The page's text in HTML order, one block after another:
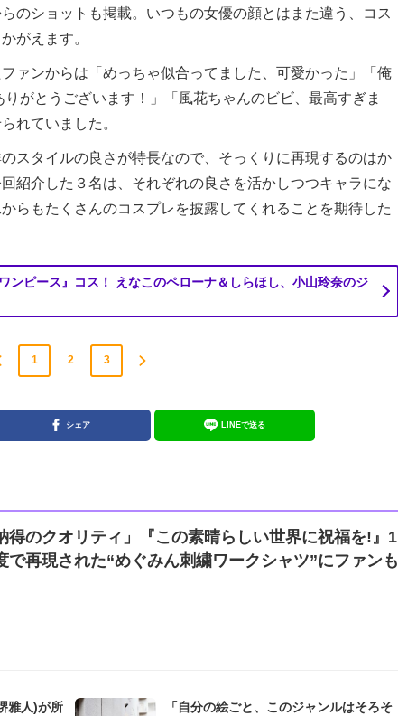
のショットも掲載。いつもの女優の顔とはまた違う、コス
がえます。
ァンからは「めっちゃ似合ってました、可愛かった」「俺
がとうございます！」「風花ちゃんのビビ、最高すぎま
れていました。
スタイルの良さが特長なので、そっくりに再現するのはか
紹介した３名は、それぞれの良さを活かしつつキャラにな
らもたくさんのコスプレを披露してくれることを期待した
ンピース』コス！ えなこのペローナ＆しらほし、小山玲奈のジ
1 2 3
シェア LINEで送る
得のクオリティ」『この素晴らしい世界に祝福を!』1
で再現された“めぐみん刺繍ワークシャツ”にファンも
雅人)が所
「自分の絵ごと、このジャンルはそろそ